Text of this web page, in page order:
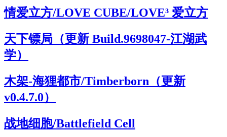
情爱立方/LOVE CUBE/LOVE³ 爱立方
天下镖局（更新 Build.9698047-江湖武
学）
木架-海狸都市/Timberborn（更新
v0.4.7.0）
战地细胞/Battlefield Cell